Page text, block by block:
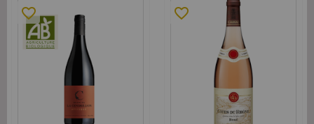
favorite_border favorite_border